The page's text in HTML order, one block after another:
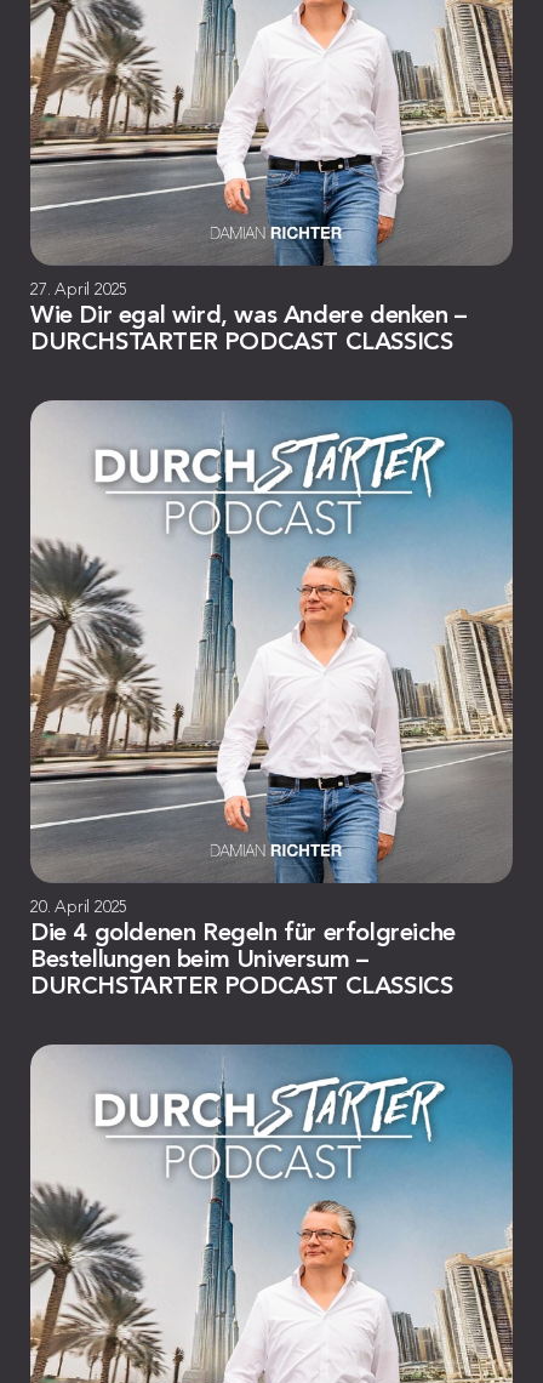
27. April 2025
Wie Dir egal wird, was Andere denken –
DURCHSTARTER PODCAST CLASSICS
20. April 2025
Die 4 goldenen Regeln für erfolgreiche
Bestellungen beim Universum –
DURCHSTARTER PODCAST CLASSICS